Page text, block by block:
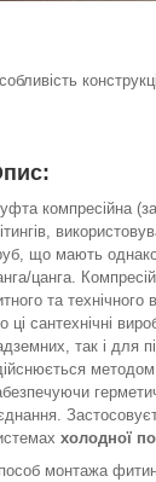
компресійна
що мають
цанга.
та
ці сантехнічні
так і для
холодної
монтажа